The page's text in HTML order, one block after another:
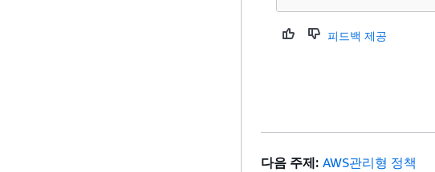
피드백 제공
다음 주제: AWS관리형 정책